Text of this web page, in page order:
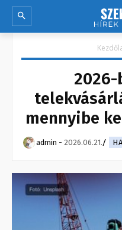
2026-
mennyibe
admin - 2026.06.21.